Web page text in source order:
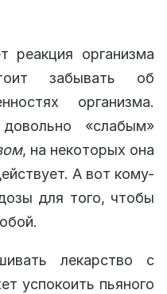
реакция организма
забывать об
организма.
«слабым»
, на некоторых она
А вот кому-
для того, чтобы
лекарство с
успокоить пьяного